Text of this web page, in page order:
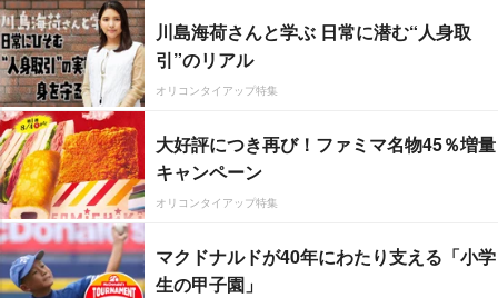
川島海荷さんと学ぶ 日常に潜む“人身取
引”のリアル
オリコンタイアップ特集
大好評につき再び！ファミマ名物45％増量
キャンペーン
オリコンタイアップ特集
マクドナルドが40年にわたり支える「小学
生の甲子園」